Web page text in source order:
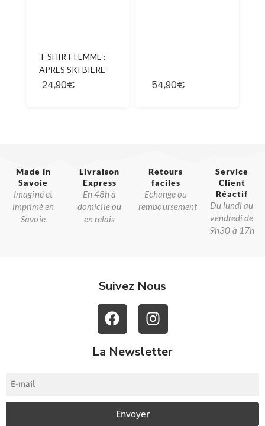
T-SHIRT FEMME :
APRES SKI BIERE
24,90€ 54,90€
Made In
Savoie​
Imaginé et
imprimé en
Savoie
Livraison
Express
En 48h à
domicile ou
en relais
Retours
faciles
Echange ou
remboursement
Service
Client
Réactif​
Du lundi au
vendredi de
9h30 à 17h
Suivez Nous
La Newsletter
Envoyer